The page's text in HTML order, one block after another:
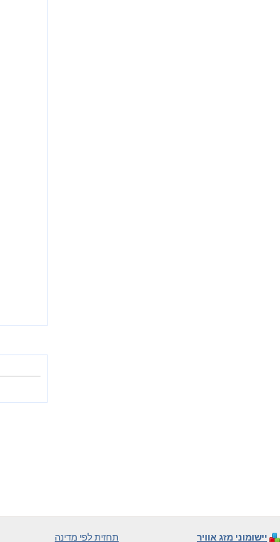
יישומוני מזג אוויר תחזית לפי מדינה